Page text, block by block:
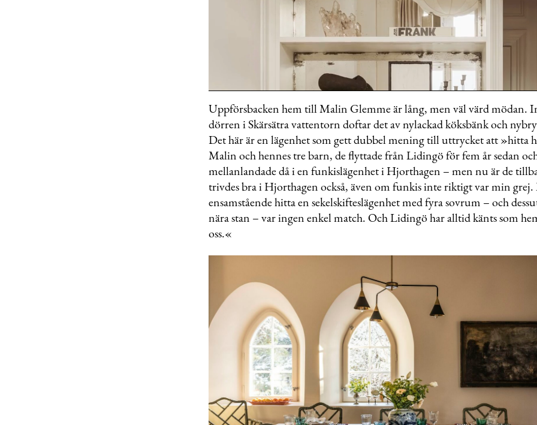
0
seconds
of
32
0%
Uppförsbacken hem till Malin Glemme är lång, men väl värd mödan.
dörren i Skärsätra vattentorn doftar det av nylackad köksbänk och
Det här är en lägenhet som gett dubbel mening till uttrycket att »hitta
Malin och hennes tre barn, de flyttade från Lidingö för fem år sedan
mellanlandade då i en funkislägenhet i Hjorthagen – men nu är de
trivdes bra i Hjorthagen också, även om funkis inte riktigt var min
ensamstående hitta en sekelskifteslägenhet med fyra sovrum – och
nära stan – var ingen enkel match. Och Lidingö har alltid känts som
oss.«